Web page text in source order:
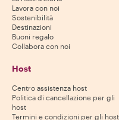
Lavora con noi
Sostenibilità
Destinazioni
Buoni regalo
Collabora con noi
Host
Centro assistenza host
Politica di cancellazione per gli
host
Termini e condizioni per gli host